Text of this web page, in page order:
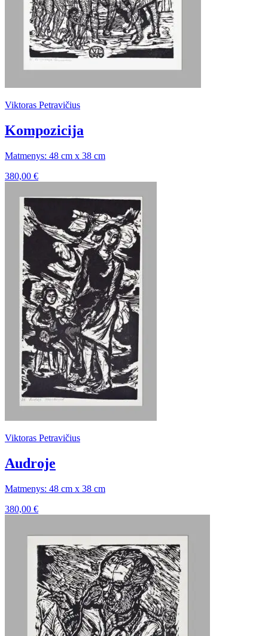
Viktoras Petravičius
Kompozicija
Matmenys: 48 cm x 38 cm
380,00 €
Viktoras Petravičius
Audroje
Matmenys: 48 cm x 38 cm
380,00 €